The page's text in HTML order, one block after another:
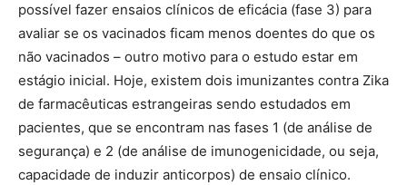
possível fazer ensaios clínicos de eficácia (fase 3) para
avaliar se os vacinados ficam menos doentes do que os
não vacinados – outro motivo para o estudo estar em
estágio inicial. Hoje, existem dois imunizantes contra Zika
de farmacêuticas estrangeiras sendo estudados em
pacientes, que se encontram nas fases 1 (de análise de
segurança) e 2 (de análise de imunogenicidade, ou seja,
capacidade de induzir anticorpos) de ensaio clínico.